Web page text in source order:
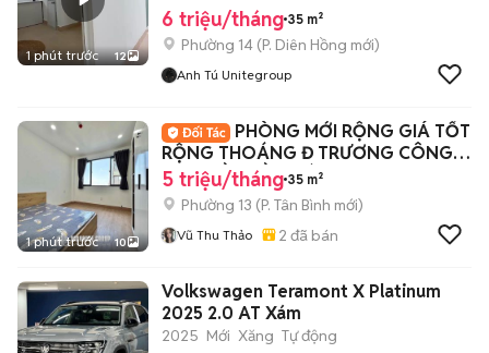
1 phút trước 12
6 triệu/tháng 35 m²
Phường 14 (P. Diên Hồng mới)
Anh Tú Unitegroup
1 phút trước 10
PHÒNG MỚI RỘNG GIÁ TỐT
RỘNG THOÁNG Đ TRƯƠNG CÔNG
ĐỊNH GẦN BẦU CÁT
5 triệu/tháng 35 m²
Phường 13 (P. Tân Bình mới)
Vũ Thu Thảo 2 đã bán
Volkswagen Teramont X Platinum
2025 2.0 AT Xám
2025 Mới Xăng Tự động